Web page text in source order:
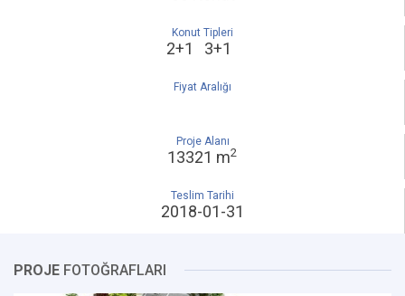
Konut Tipleri
2+1 3+1
Fiyat Aralığı
Proje Alanı
13321 m2
Teslim Tarihi
2018-01-31
PROJE FOTOĞRAFLARI